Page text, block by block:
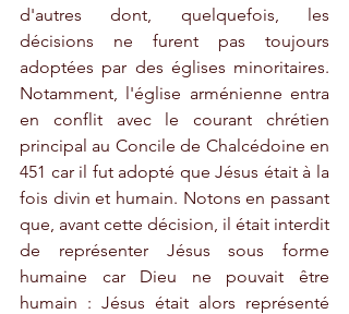
d'autres dont, quelquefois, les
décisions ne furent pas toujours
adoptées par des églises minoritaires.
Notamment, l'église arménienne entra
en conflit avec le courant chrétien
principal au Concile de Chalcédoine en
451 car il fut adopté que Jésus était à la
fois divin et humain. Notons en passant
que, avant cette décision, il était interdit
de représenter Jésus sous forme
humaine car Dieu ne pouvait être
humain : Jésus était alors représenté